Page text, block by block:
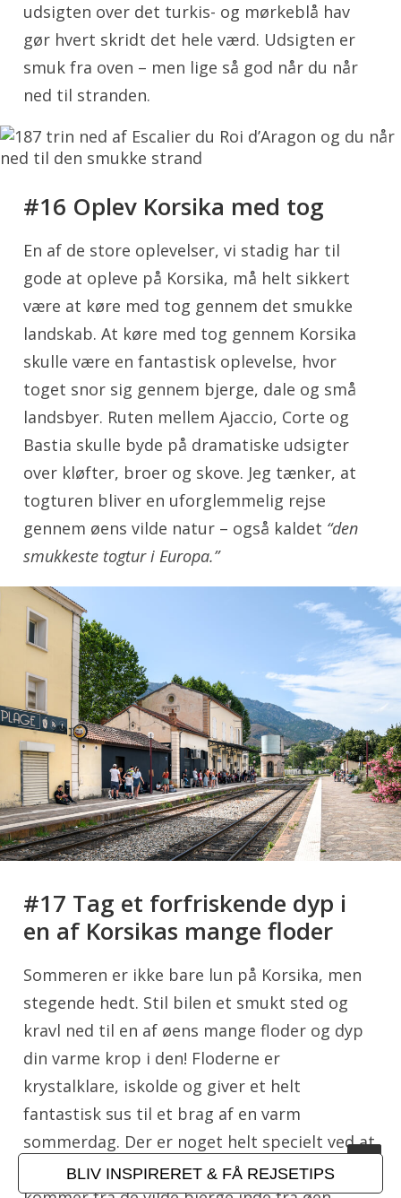
udsigten over det turkis- og mørkeblå hav
gør hvert skridt det hele værd. Udsigten er
smuk fra oven – men lige så god når du når
ned til stranden.
#16 Oplev Korsika med tog
En af de store oplevelser, vi stadig har til
gode at opleve på Korsika, må helt sikkert
være at køre med tog gennem det smukke
landskab. At køre med tog gennem Korsika
skulle være en fantastisk oplevelse, hvor
toget snor sig gennem bjerge, dale og små
landsbyer. Ruten mellem Ajaccio, Corte og
Bastia skulle byde på dramatiske udsigter
over kløfter, broer og skove. Jeg tænker, at
togturen bliver en uforglemmelig rejse
gennem øens vilde natur – også kaldet “den
smukkeste togtur i Europa.”
#17 Tag et forfriskende dyp i
en af Korsikas mange floder
Sommeren er ikke bare lun på Korsika, men
stegende hedt. Stil bilen et smukt sted og
kravl ned til en af øens mange floder og dyp
din varme krop i den! Floderne er
krystalklare, iskolde og giver et helt
fantastisk sus til et brag af en varm
sommerdag. Der er noget helt specielt ved at
bade i floder, hvor man ved, at vandet
BLIV INSPIRERET & FÅ REJSETIPS